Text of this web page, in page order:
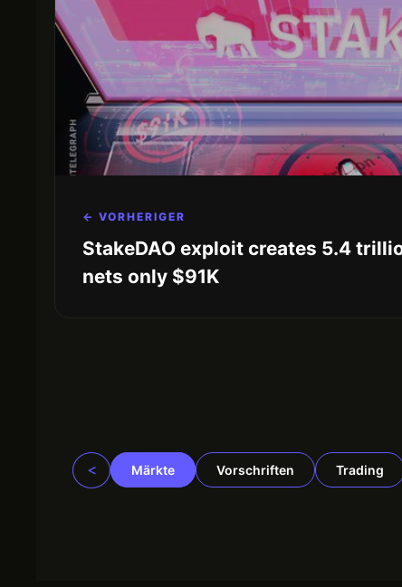
← VORHERIGER
StakeDAO exploit creates 5.4
nets only $91K
< Märkte Vorschriften Trading